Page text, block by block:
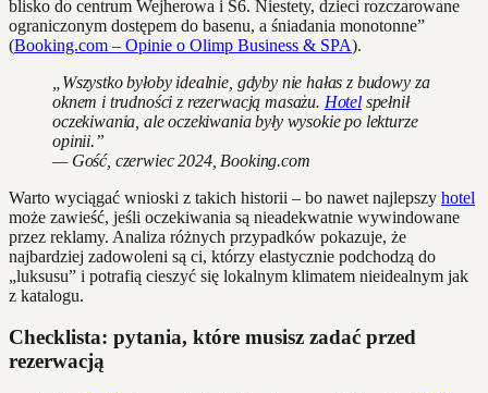
blisko do centrum Wejherowa i S6. Niestety, dzieci rozczarowane
ograniczonym dostępem do basenu, a śniadania monotonne”
(Booking.com – Opinie o Olimp Business & SPA).
„Wszystko byłoby idealnie, gdyby nie hałas z budowy za
oknem i trudności z rezerwacją masażu. Hotelspełnił
oczekiwania, ale oczekiwania były wysokie po lekturze
opinii.”
— Gość, czerwiec 2024, Booking.com
Warto wyciągać wnioski z takich historii – bo nawet najlepszy hotel
może zawieść, jeśli oczekiwania są nieadekwatnie wywindowane
przez reklamy. Analiza różnych przypadków pokazuje, że
najbardziej zadowoleni są ci, którzy elastycznie podchodzą do
„luksusu” i potrafią cieszyć się lokalnym klimatem nieidealnym jak
z katalogu.
Checklista: pytania, które musisz zadać przed
rezerwacją